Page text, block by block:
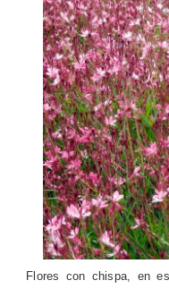
Flores con chispa, en